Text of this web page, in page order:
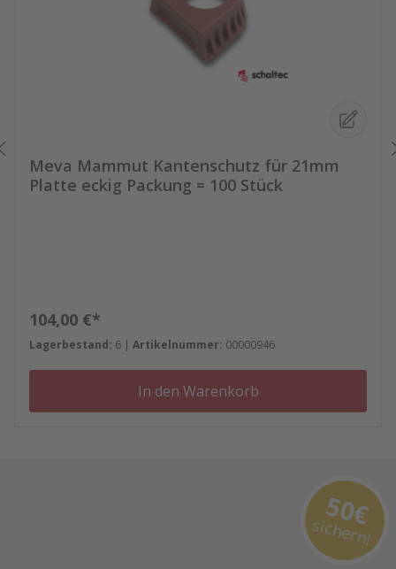
Meva Mammut Kantenschutz für 21mm
Platte eckig Packung = 100 Stück
Regulärer Preis:
104,00 €*
Lagerbestand: 6 | Artikelnummer: 00000946
In den Warenkorb
50€
sichern!